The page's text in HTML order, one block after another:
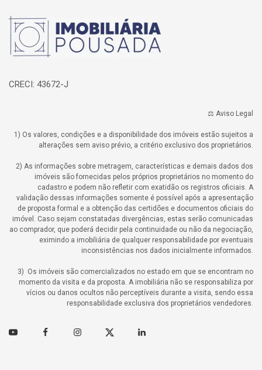
Página inicial
CRECI: 43672-J
⚖️ Aviso Legal
1) Os valores, condições e a disponibilidade dos imóveis estão sujeitos a
alterações sem aviso prévio, a critério exclusivo dos proprietários.
2) As informações sobre metragem, características e demais dados dos
imóveis são fornecidas pelos próprios proprietários no momento do
cadastro e podem não refletir com exatidão os registros oficiais. A
validação dessas informações somente é possível após a apresentação
de proposta formal e a obtenção das certidões e documentos oficiais do
imóvel. Caso sejam constatadas divergências, estas serão comunicadas
ao comprador, que poderá decidir pela continuidade ou não da negociação,
eximindo a imobiliária de qualquer responsabilidade por eventuais
inconsistências nos dados inicialmente informados.
3) Os imóveis são comercializados no estado em que se encontram no
momento da visita e da proposta. A imobiliária não se responsabiliza por
vícios ou danos ocultos não perceptíveis durante a visita, sendo essa
responsabilidade exclusiva dos proprietários vendedores.
Youtube FacebookInstagramTwitter Linkedin